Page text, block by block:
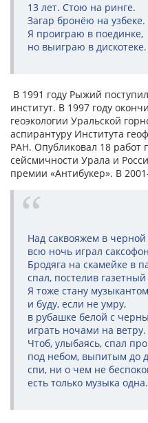
13 лет. Стою на ринге.
Загар бронёю на узбеке.
Я проиграю в поединке,
но выиграю в дискотеке.
В 1991 году Рыжий
институт. В 1997 году
геоэкологии Уральской
аспирантуру Института
РАН. Опубликовал 18
сейсмичности Урала и
премии «Антибукер». В
Над саквояжем в черной
всю ночь играл
Бродяга на скамейке в
спал, постелив газетный
Я тоже стану музыкантом
и буду, если не умру,
в рубашке белой с
играть ночами на ветру.
Чтоб, улыбаясь, спал
под небом, выпитым до
спи, ни о чем не
есть только музыка одна.